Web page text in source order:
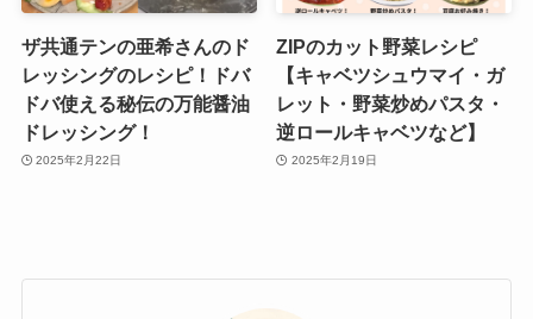
ザ共通テンの亜希さんのド
レッシングのレシピ！ドバ
ドバ使える秘伝の万能醤油
ドレッシング！
2025年2月22日
ZIPのカット野菜レシピ
【キャベツシュウマイ・ガ
レット・野菜炒めパスタ・
逆ロールキャベツなど】
2025年2月19日